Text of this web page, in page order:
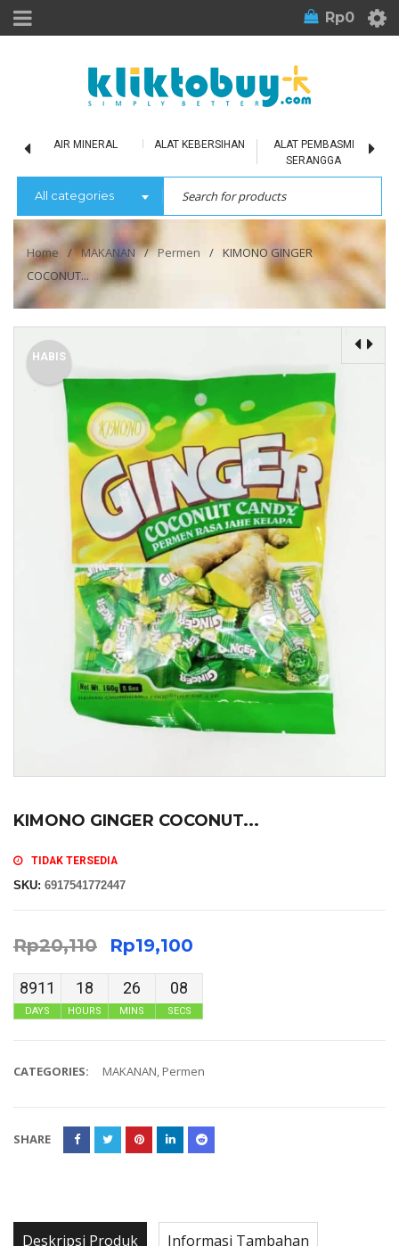
Rp0
AIR MINERAL ALAT KEBERSIHAN
ALAT PEMBASMI
SERANGGA
All categories
Home / MAKANAN / Permen / KIMONO GINGER
COCONUT...
HABIS
KIMONO GINGER COCONUT...
TIDAK TERSEDIA
SKU: 6917541772447
Rp20,110 Rp19,100
8911
DAYS
18
HOURS
26
MINS
07
SECS
CATEGORIES: MAKANAN, Permen
SHARE
Deskripsi Produk Informasi Tambahan